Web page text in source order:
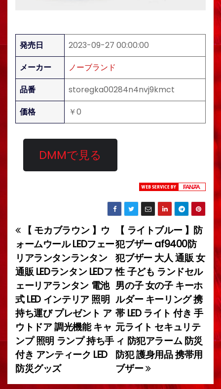
発売日
2023-09-27 00:00:00
メーカー
ノーブランド
品番
storegka00284n4nvj9kmct
価格
￥0
DMMで見る
投
稿
ナ
ビ
ゲ
ー
シ
ョ
【 ライトブルー 】防
犯ブザー af9400防
犯ブザー 大人 通販 女
性 子ども ランドセル
男の子 女の子 キーホ
ルダー キーリング 携
帯 LED ライト 付き 手
元ライト セキュリテ
ィ 防犯アラーム 防災
防犯 護身用品 携帯用
ブザー
【 モカブラウン 】ウ
ォームウール LEDフェー
リアランタンランタン
通販 LEDランタン LEDフ
ェーリアランタン 電池
式 LED インテリア 照明
持ち運び プレゼント ア
ウトドア 調光機能 キャ
ンプ 照明 ランプ 持ち手
付き アンティーク LED
防災グッズ